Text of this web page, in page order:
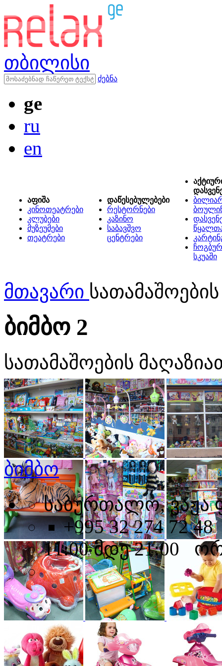
თბილისი
ძებნა
ge
ru
en
აფიშა
კინოთეატრები
კლუბები
მუზეუმები
თეატრები
დაწესებულებები
რესტორნები
კაზინო
საბავშვო
ცენტრები
სკუაში
მთავარი
ბიმბო 2
სათამაშოების
ბიმბო
საბურთალო, ვაჟა
+995 32 274 72 48
11:00 მდე 21:00